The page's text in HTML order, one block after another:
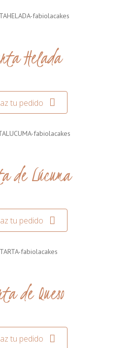
Helada
tu pedido
de Lúcuma
tu pedido
de Queso
tu pedido